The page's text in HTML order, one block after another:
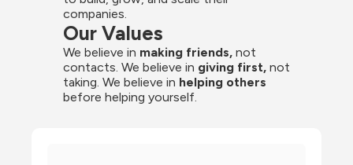
companies.
Our Values
We believe in making friends, not
contacts. We believe in giving first, not
taking. We believe in helping others
before helping yourself.